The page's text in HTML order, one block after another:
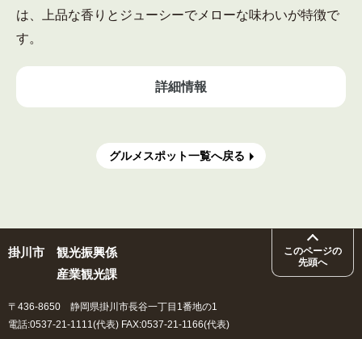
は、上品な香りとジューシーでメローな味わいが特徴で
す。
詳細情報
グルメスポット一覧へ戻る
このページの
先頭へ
掛川市
観光振興係
産業観光課
〒436-8650 静岡県掛川市長谷一丁目1番地の1
電話:0537-21-1111(代表) FAX:0537-21-1166(代表)